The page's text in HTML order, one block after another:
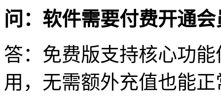
问：软件需要付费开通
答：免费版支持核心功
用，无需额外充值也能